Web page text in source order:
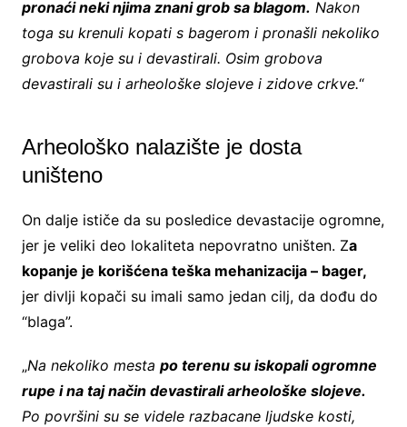
pronaći neki njima znani grob sa blagom. Nakon
toga su krenuli kopati s bagerom i pronašli nekoliko
grobova koje su i devastirali. Osim grobova
devastirali su i arheološke slojeve i zidove crkve.“
Arheološko nalazište je dosta
uništeno
On dalje ističe da su posledice devastacije ogromne,
jer je veliki deo lokaliteta nepovratno uništen. Za
kopanje je korišćena teška mehanizacija – bager,
jer divlji kopači su imali samo jedan cilj, da dođu do
“blaga”.
„Na nekoliko mesta po terenu su iskopali ogromne
rupe i na taj način devastirali arheološke slojeve.
Po površini su se videle razbacane ljudske kosti,